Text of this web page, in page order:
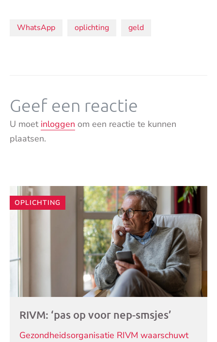
Onderwerpen:
WhatsApp oplichting geld
Geef een reactie
U moet inloggen om een reactie te kunnen
plaatsen.
Andere
artikelen
OPLICHTING
RIVM: ‘pas op voor nep-smsjes’
Gezondheidsorganisatie RIVM waarschuwt